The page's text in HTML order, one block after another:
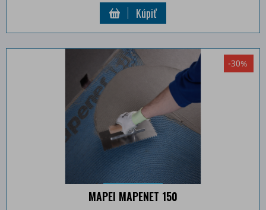
Kúpiť
MAPEI MAPENET 150
-30%